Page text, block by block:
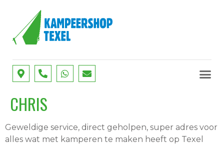
CHRIS
Geweldige service, direct geholpen, super adres voor
alles wat met kamperen te maken heeft op Texel